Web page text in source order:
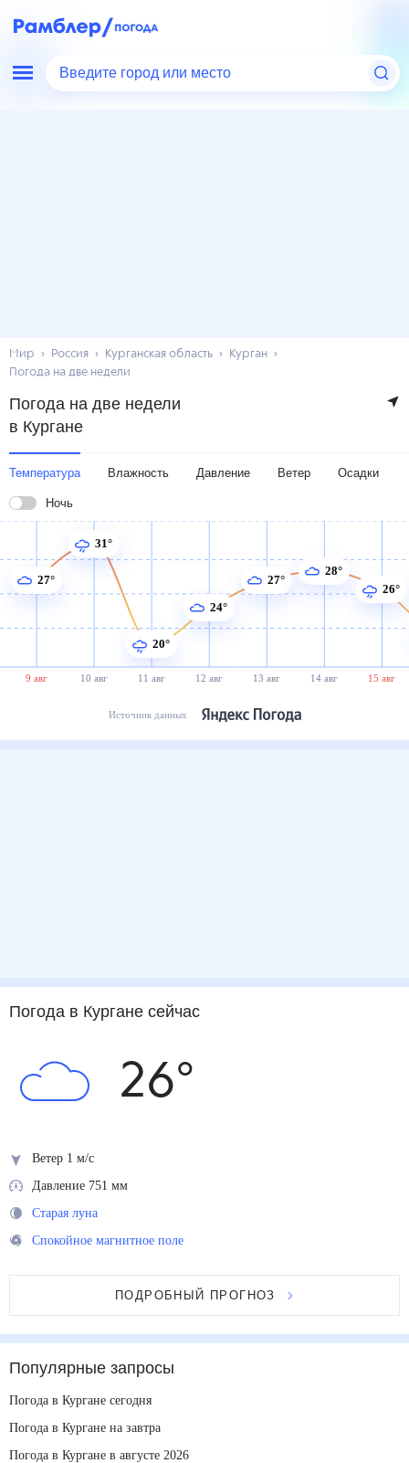
Введите город или место
Мир Россия Курганская область
Курган
Погода на две недели
Погода на две недели
в Кургане
Температура Влажность Давление Ветер Осадки
Ночь
9 авг 10 авг 11 авг 12 авг 13 авг 14 авг 15 авг
27°
31°
20°
24°
27°
28°
26°
Источник данных
Погода в Кургане сейчас
26°
Ветер 1 м/с
Давление 751 мм
Старая луна
Спокойное магнитное поле
ПОДРОБНЫЙ ПРОГНОЗ
Популярные запросы
Погода в Кургане сегодня
Погода в Кургане на завтра
Погода в Кургане в августе 2026